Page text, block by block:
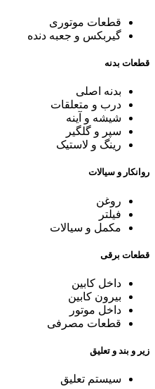
قطعات موتوری
گیربکس و جعبه دنده
قطعات بدنه
بدنه اصلی
درب و متعلقات
شیشه و آینه
سپر و گلگیر
رینگ و لاستیک
روانکار و سیالات
روغن
فیلتر
مکمل و سیالات
قطعات برقی
داخل کابین
بیرون کابین
داخل موتور
قطعات مصرفی
زیر و بند و تعلیق
سیستم تعلیق